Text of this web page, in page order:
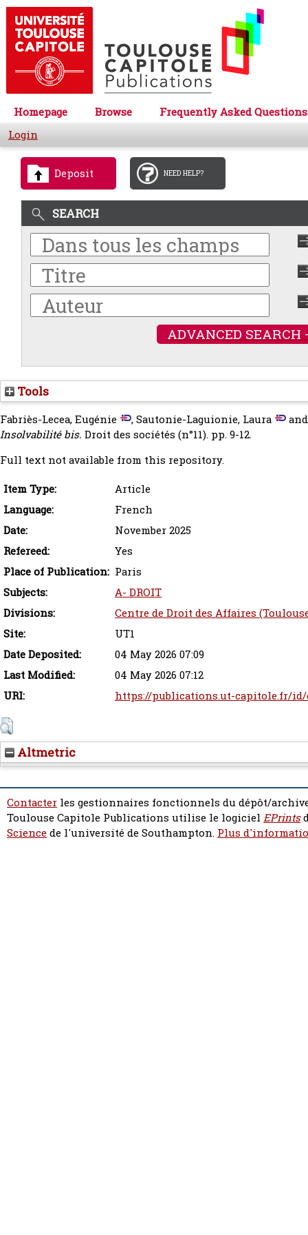
Homepage Browse
Frequently Asked Questions
Login
Deposit NEED HELP?
SEARCH
ADVANCED SEARCH
Tools
Fabriès-Lecea, Eugénie ,Sautonie-Laguionie, Laura
Insolvabilité bis. Droit des sociétés (n°11). pp. 9-12.
Full text not available from this repository.
Item Type:
Article
Language:
French
Date:
November 2025
Refereed:
Yes
Place of Publication: Paris
Subjects:
A- DROIT
Divisions:
Centre de Droit des Affaires
Site:
UT1
Date Deposited:
04 May 2026 07:09
Last Modified:
04 May 2026 07:12
URI:
https://publications.ut-capitole.fr/id/
Altmetric
Contacter les gestionnaires fonctionnels du dépôt/
Toulouse Capitole Publications utilise le logiciel EPrints
Sciencede l'université de Southampton. Plus